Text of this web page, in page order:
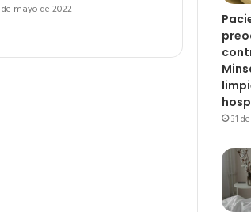
mayo de 2022
31